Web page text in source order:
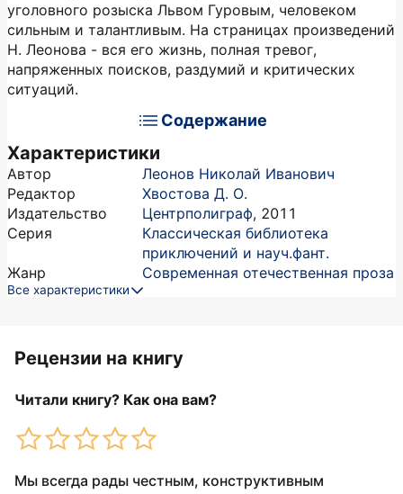
уголовного розыска Львом Гуровым, человеком
сильным и талантливым. На страницах произведений
Н. Леонова - вся его жизнь, полная тревог,
напряженных поисков, раздумий и критических
ситуаций.
Содержание
Характеристики
Автор
Леонов Николай Иванович
Редактор
Хвостова Д. О.
Издательство
Центрполиграф, 2011
Серия
Классическая библиотека
приключений и науч.фант.
Жанр
Современная отечественная проза
Все характеристики
Рецензии на книгу
Читали книгу? Как она вам?
Мы всегда рады честным, конструктивным